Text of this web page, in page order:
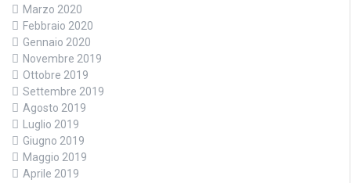
Marzo 2020
Febbraio 2020
Gennaio 2020
Novembre 2019
Ottobre 2019
Settembre 2019
Agosto 2019
Luglio 2019
Giugno 2019
Maggio 2019
Aprile 2019